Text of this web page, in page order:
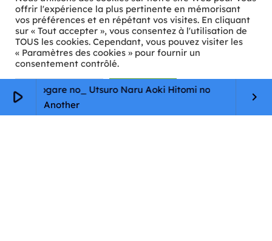
play_arrow
Tasogare no_ Utsuro Naru Aoki Hitomi no
Another
keyboard_arrow_right
ℹ️ INFOS PRATIQUES
✉️Contact
🦊Qui sommes-nous ?
📄
Mentions légales
offrir l'expérience la plus pertinente en mémorisant
vos préférences et en répétant vos visites. En cliquant
sur « Tout accepter », vous consentez à l'utilisation de
TOUS les cookies. Cependant, vous pouvez visiter les
« Paramètres des cookies » pour fournir un
consentement contrôlé.
Paramètres Cookie Tout accepter